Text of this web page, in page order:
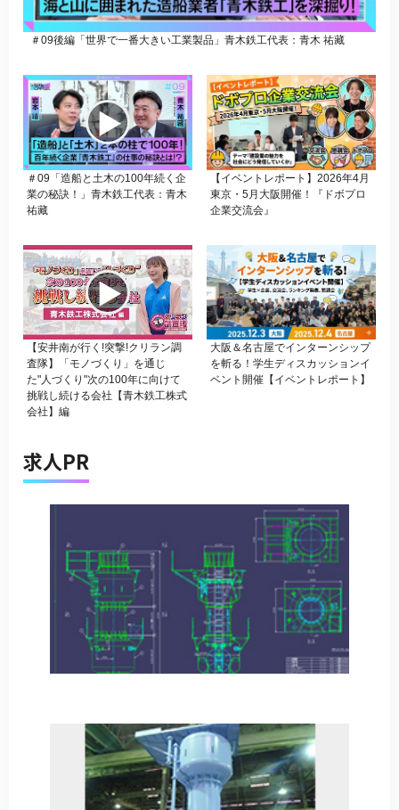
＃09後編「世界で一番大きい工業製品」青木鉄工代表：青木 祐藏
＃09「造船と土木の100年続く企
業の秘訣！」青木鉄工代表：青木
祐藏
【イベントレポート】2026年4月
東京・5月大阪開催！『ドボプロ
企業交流会』
【安井南が行く!突撃!クリラン調
査隊】「モノづくり」を通じ
た"人づくり"次の100年に向けて
挑戦し続ける会社【青木鉄工株式
会社】編
大阪＆名古屋でインターンシップ
を斬る！学生ディスカッションイ
ベント開催【イベントレポート】
求人PR